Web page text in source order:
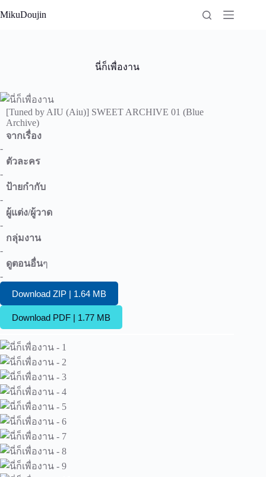
to
MikuDoujin
นี่ก็เพื่องาน
[Tuned by AIU (Aiu)] SWEET ARCHIVE 01 (Blue
Archive)
จากเรื่อง
-
ตัวละคร
-
ป้ายกำกับ
-
ผู้แต่ง/ผู้วาด
-
กลุ่มงาน
-
ดูตอนอื่นๆ
-
Download ZIP | 1.64 MB
Download PDF | 1.77 MB